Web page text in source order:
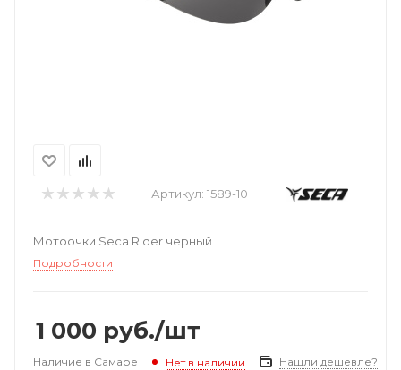
Артикул: 1589-10
Мотоочки Seca Rider черный
Подробности
1 000 руб./шт
Наличие в Самаре Нет в наличии Нашли дешевле?